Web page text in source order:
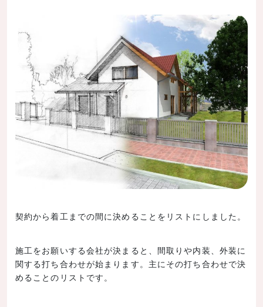
契約から着工までの間に決めることをリストにしました。
施工をお願いする会社が決まると、間取りや内装、外装に
関する打ち合わせが始まります。主にその打ち合わせで決
めることのリストです。